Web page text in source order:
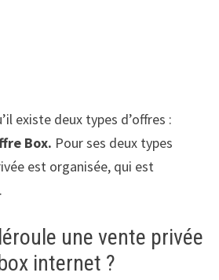
existe deux types d’offres :
Box. Pour ses deux types
est organisée, qui est
une vente privée
internet ?